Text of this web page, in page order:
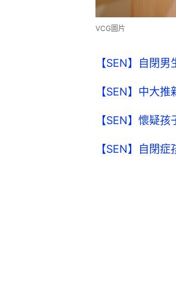
VCG圖片
【SEN】自閉
【SEN】中大
【SEN】懷疑
【SEN】自閉